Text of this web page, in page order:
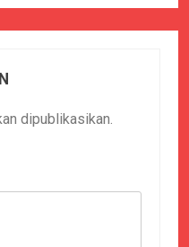
dipublikasikan.